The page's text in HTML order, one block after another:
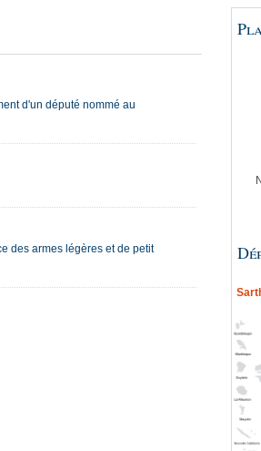
d'un député nommé au
des armes légères et de petit